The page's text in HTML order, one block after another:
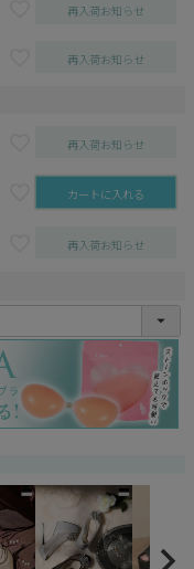
再入荷お知らせ
再入荷お知らせ
再入荷お知らせ
カートに入れる
再入荷お知らせ